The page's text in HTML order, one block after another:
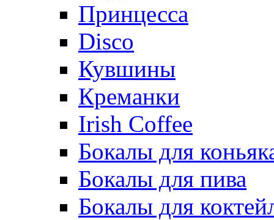
Принцесса
Disco
Кувшины
Креманки
Irish Coffee
Бокалы для
Бокалы для пива
Бокалы для